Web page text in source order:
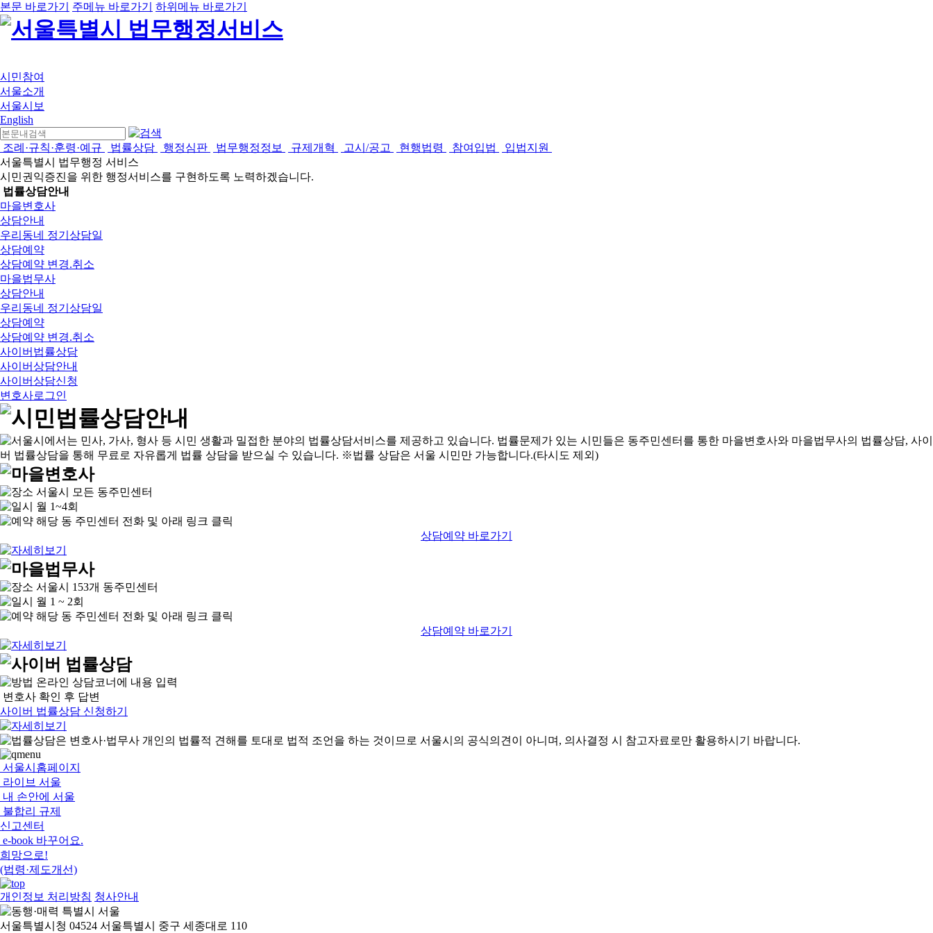
본문 바로가기 주메뉴 바로가기 하위메뉴 바로가기
시민참여
서울소개
서울시보
English
조례·규칙·훈령·예규 법률상담 행정심판 법무행정정보 규제개혁 고시/공고 현행법령 참여입법
입법지원
서울특별시 법무행정 서비스
시민권익증진을 위한 행정서비스를 구현하도록 노력하겠습니다.
법률상담안내
마을변호사
상담안내
우리동네 정기상담일
상담예약
상담예약 변경.취소
마을법무사
상담안내
우리동네 정기상담일
상담예약
상담예약 변경.취소
사이버법률상담
사이버상담안내
사이버상담신청
변호사로그인
서울시 모든 동주민센터
월 1~4회
해당 동 주민센터 전화 및 아래 링크 클릭
상담예약 바로가기
서울시 153개 동주민센터
월 1 ~ 2회
해당 동 주민센터 전화 및 아래 링크 클릭
상담예약 바로가기
온라인 상담코너에 내용 입력
변호사 확인 후 답변
사이버 법률상담 신청하기
서울시홈페이지
라이브 서울
내 손안에 서울
불합리 규제
신고센터
e-book 바꾸어요.
희망으로!
(법령·제도개선)
개인정보 처리방침 청사안내
서울특별시청 04524 서울특별시 중구 세종대로 110